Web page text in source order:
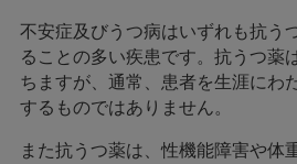
不安症及びうつ病はいずれも抗う
ることの多い疾患です。抗うつ薬
ちますが、通常、患者を生涯にわ
するものではありません。
また抗うつ薬は、性機能障害や体